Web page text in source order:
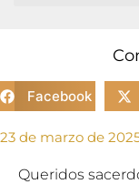
Facebook
23 de marzo de
Queridos